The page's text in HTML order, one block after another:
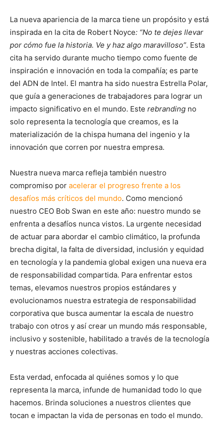
La nueva apariencia de la marca tiene un propósito y está
inspirada en la cita de Robert Noyce: “No te dejes llevar
por cómo fue la historia. Ve y haz algo maravilloso”. Esta
cita ha servido durante mucho tiempo como fuente de
inspiración e innovación en toda la compañía; es parte
del ADN de Intel. El mantra ha sido nuestra Estrella Polar,
que guía a generaciones de trabajadores para lograr un
impacto significativo en el mundo. Este rebranding no
solo representa la tecnología que creamos, es la
materialización de la chispa humana del ingenio y la
innovación que corren por nuestra empresa.
Nuestra nueva marca refleja también nuestro
compromiso por acelerar el progreso frente a los
desafíos más críticos del mundo. Como mencionó
nuestro CEO Bob Swan en este año: nuestro mundo se
enfrenta a desafíos nunca vistos. La urgente necesidad
de actuar para abordar el cambio climático, la profunda
brecha digital, la falta de diversidad, inclusión y equidad
en tecnología y la pandemia global exigen una nueva era
de responsabilidad compartida. Para enfrentar estos
temas, elevamos nuestros propios estándares y
evolucionamos nuestra estrategia de responsabilidad
corporativa que busca aumentar la escala de nuestro
trabajo con otros y así crear un mundo más responsable,
inclusivo y sostenible, habilitado a través de la tecnología
y nuestras acciones colectivas.
Esta verdad, enfocada al quiénes somos y lo que
representa la marca, infunde de humanidad todo lo que
hacemos. Brinda soluciones a nuestros clientes que
tocan e impactan la vida de personas en todo el mundo.